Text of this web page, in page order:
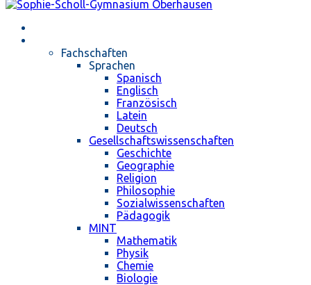
Fachschaften
Sprachen
Spanisch
Englisch
Französisch
Latein
Deutsch
Gesellschaftswissenschaften
Geschichte
Geographie
Religion
Philosophie
Sozialwissenschaften
Pädagogik
MINT
Mathematik
Physik
Chemie
Biologie